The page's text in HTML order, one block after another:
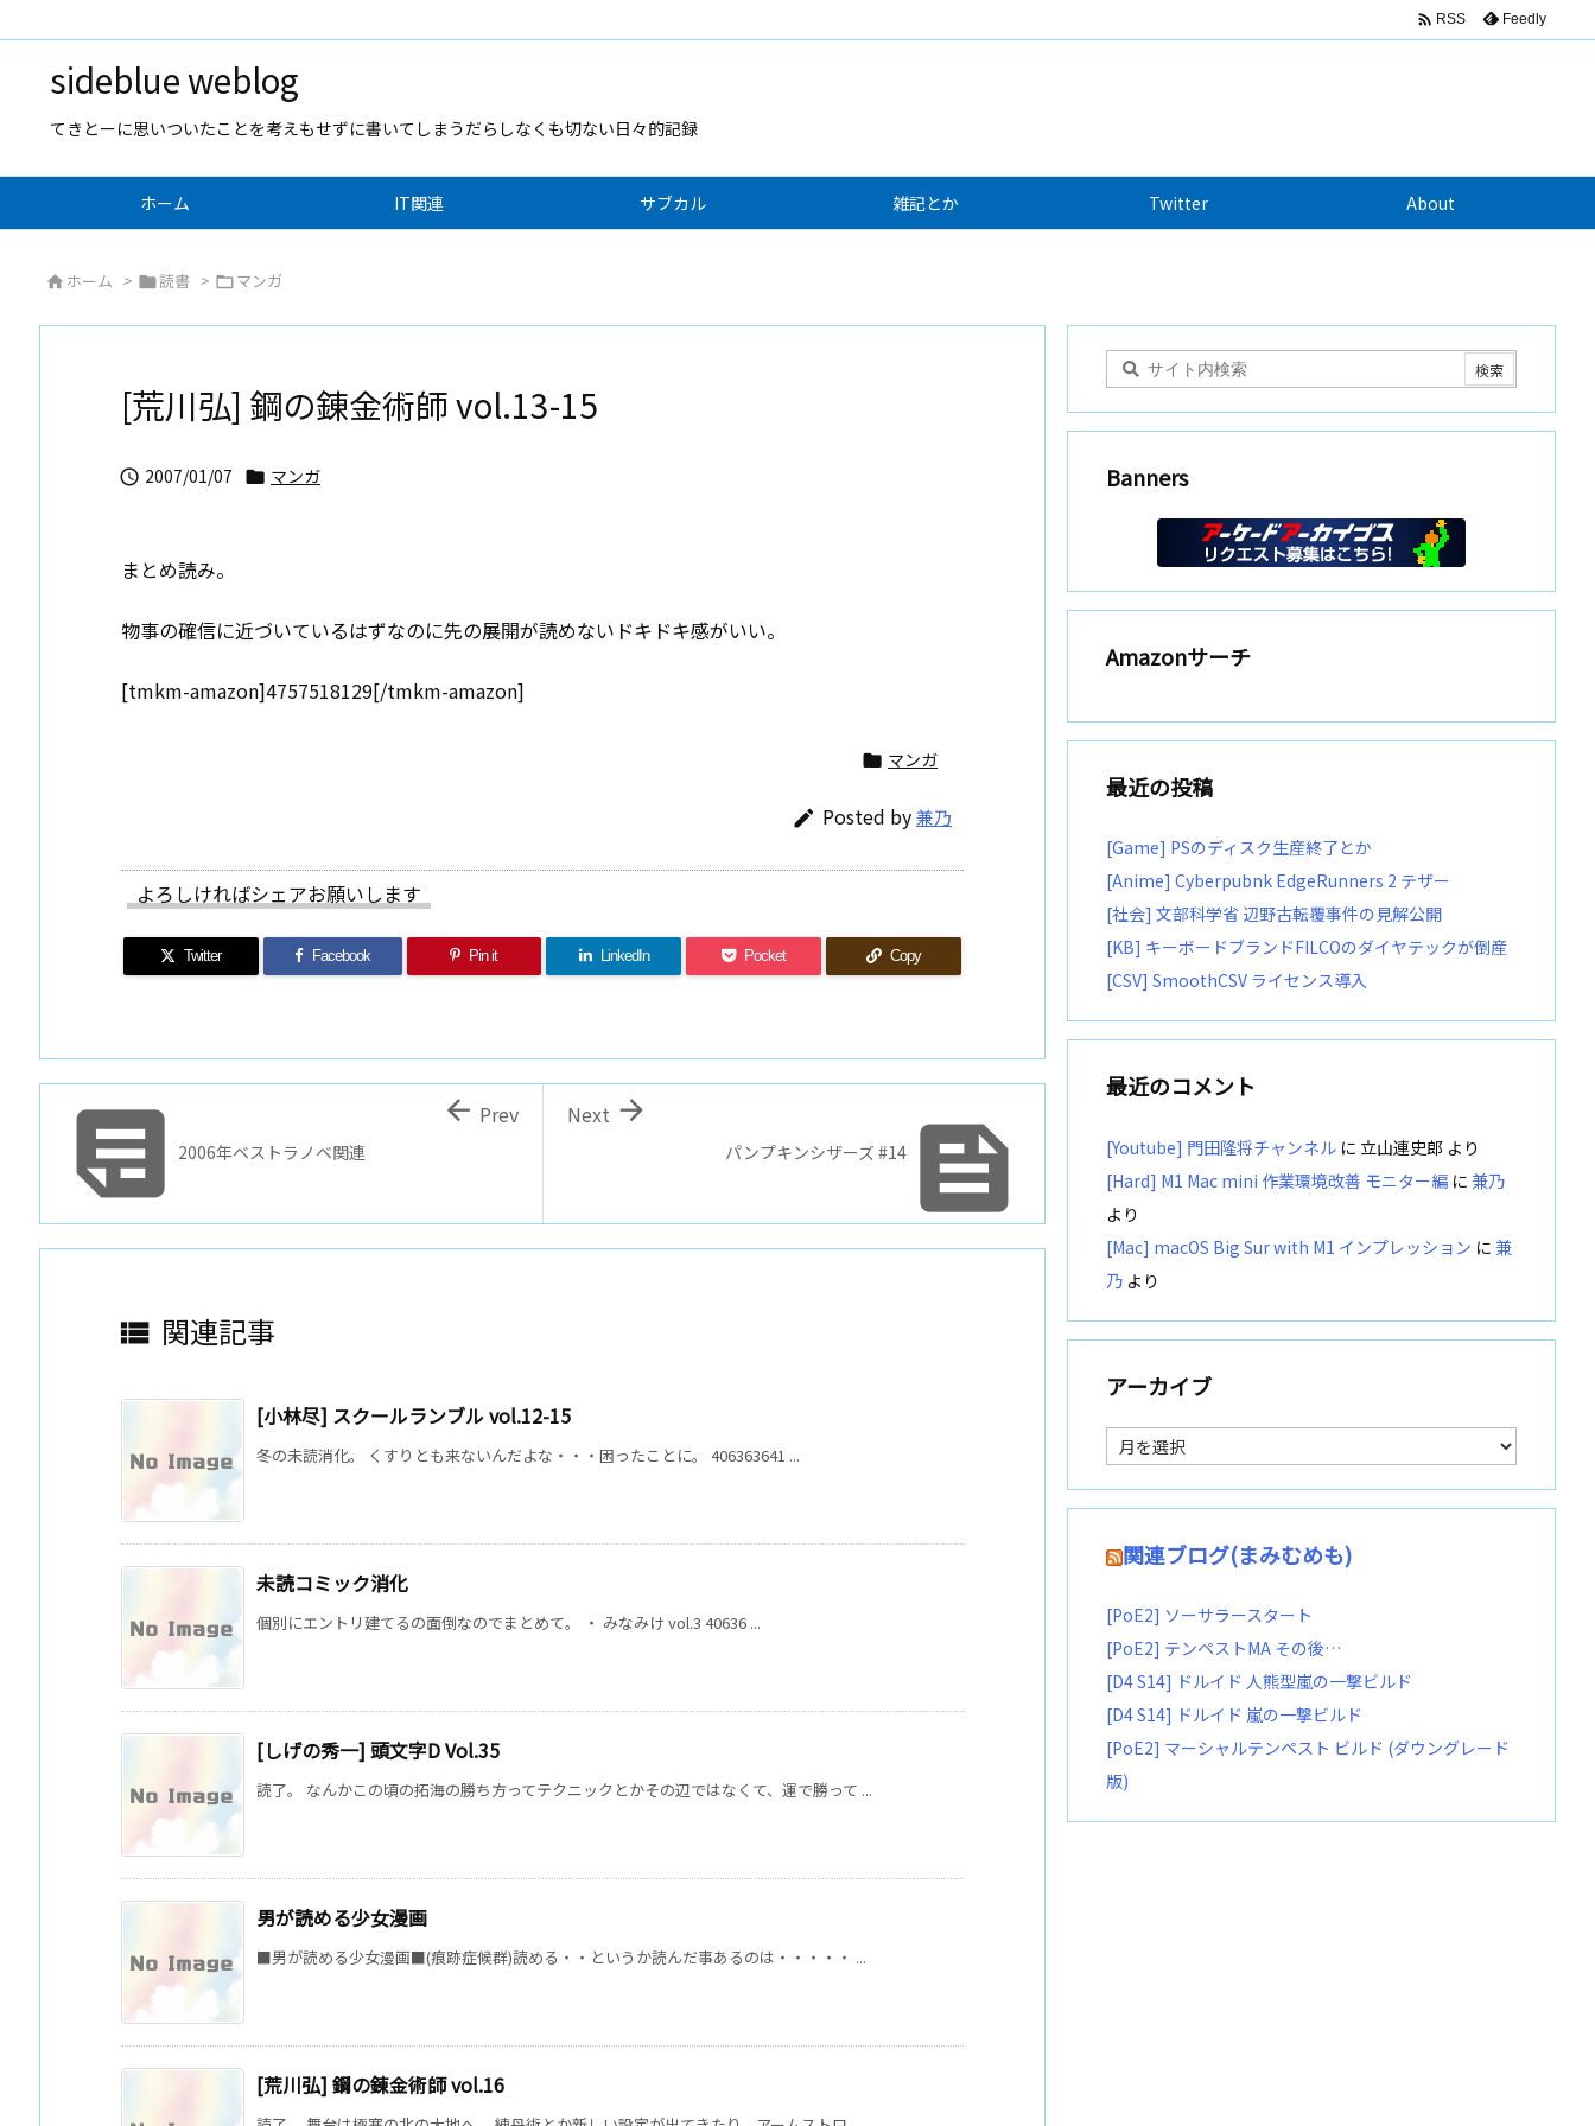
sideblue weblog
てきとーに思いついたことを考えもせずに書いてしまうだらしなくも切ない日々的記録
ホーム IT関連 サブカル 雑記とか Twitter About
 RSS Feedly
 ホーム > 読書 > マンガ
[荒川弘] 鋼の錬金術師 vol.13-15
 2007/01/07  マンガ
まとめ読み。
物事の確信に近づいているはずなのに先の展開が読めないドキドキ感がいい。
[tmkm-amazon]4757518129[/tmkm-amazon]
 マンガ
 Posted by兼乃
よろしければシェアお願いします
Twitter Facebook Pin it LinkedIn Pocket Copy

パンプキンシザーズ #14

Next
2006年ベストラノベ関連
 Prev
 関連記事
[小林尽] スクールランブル vol.12-15
冬の未読消化。 くすりとも来ないんだよな・・・困ったことに。 406363641 ...
未読コミック消化
個別にエントリ建てるの面倒なのでまとめて。 ・ みなみけ vol.3 40636 ...
[しげの秀一] 頭文字D Vol.35
読了。 なんかこの頃の拓海の勝ち方ってテクニックとかその辺ではなくて、運で勝って ...
男が読める少女漫画
■男が読める少女漫画■(痕跡症候群)読める・・というか読んだ事あるのは・・・・・ ...
[荒川弘] 鋼の錬金術師 vol.16
Banners
Amazonサーチ
最近の投稿
[Game] PSのディスク生産終了とか
[Anime] Cyberpubnk EdgeRunners 2 テザー
[社会] 文部科学省 辺野古転覆事件の見解公開
[KB] キーボードブランドFILCOのダイヤテックが倒産
[CSV] SmoothCSV ライセンス導入
最近のコメント
[Youtube] 門田隆将チャンネル に 立山連史郎 より
[Hard] M1 Mac mini 作業環境改善 モニター編 に 兼乃
より
[Mac] macOS Big Sur with M1 インプレッション に 兼
乃 より
アーカイブ
ア
ー
カ
イ
関連ブログ(まみむめも)
[PoE2] ソーサラースタート
[PoE2] テンペストMA その後…
[D4 S14] ドルイド 人熊型嵐の一撃ビルド
[D4 S14] ドルイド 嵐の一撃ビルド
[PoE2] マーシャルテンペスト ビルド (ダウングレード
版)